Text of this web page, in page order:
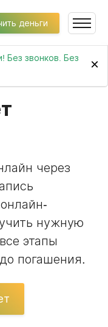
деньги
Без звонков. Без
×
через
нужную
этапы
погашения.